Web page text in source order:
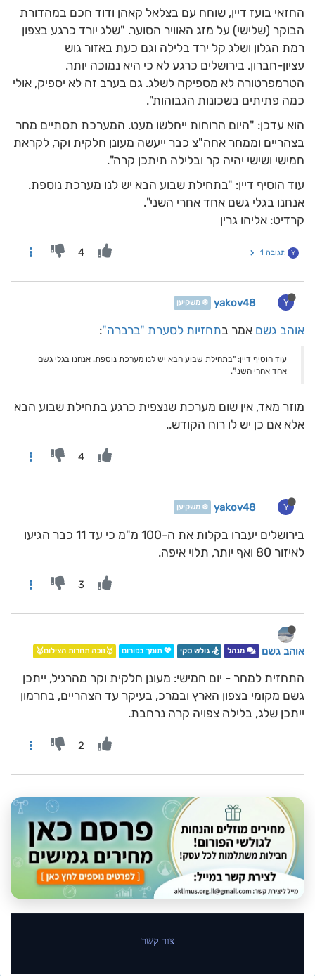
החזאי בועז דיין, שוחח עם בצלאל קאהן ודוד חכם במהדורת
הבוקר (שלישי) על מזג האוויר הסוער. "שלג יורד כרגע בצפון
רמת הגלון ושלג קל ירד בלילה וגם כעת באזור גוש
עציון-חברון. בירושלים כרגע לא כי היא נמוכה יותר.
הטרמפרטורה לא מספיקה לשלג. גם בערב זה לא יספיק, אולי
כמה פתיתים בשכונות הגבוהות".
הוא עדכן: "היום הרוחות ייחלשו מעט. המערכת תסתיים מחר
בצהריים וממחר אחה"צ כבר ייעשה מעונן חלקית וקר, לקראת
חמישי ושישי יהיה קר ובלילה תיתכן קרה".
עוד הוסיף דיין: "בתחילת שבוע הבא יש לנו מערכת נוספת.
אנחנו בגלי גשם אחד אחרי השני".
קרדיט: אליהו גרין
Y תגובה 1 4
Y
yakov48 ❄️ משקיען
אוהב גשם אמר בתחזיות לסערת "ברברה":
עוד הוסיף דיין: "בתחילת שבוע הבא יש לנו מערכת נוספת. אנחנו בגלי גשם
אחד אחרי השני".
מוזר מאד, אין שום מערכת שנצפית כרגע בתחילת שבוע הבא
אלא אם כן יש לו רוח הקודש..
4
Y
yakov48 ❄️ משקיען
בירושלים יעברו בקלות את ה-100 מ"מ כי עד 11 כבר הגיעו
לאיזור 80 ואף יותר, תלוי איפה.
3
אוהב גשם מנהל 🏂 גולש סקי 💖 תומך בפורום 🥇זוכה תחרות הצילום🥇
התחזית למחר - יום חמישי: מעונן חלקית וקר מהרגיל, ייתכן
גשם מקומי בצפון הארץ ובמרכ, בעיקר עד הצהריים, בחרמון
ייתכן שלג, בלילה ‏צפויה קרה נרחבת.‏
2
צור קשר